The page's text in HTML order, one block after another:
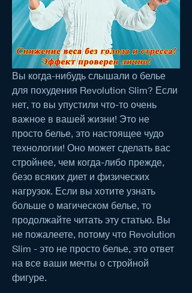
Вы когда-нибудь слышали о белье
для похудения Revolution Slim? Если
нет, то вы упустили что-то очень
важное в вашей жизни! Это не
просто белье, это настоящее чудо
технологии! Оно может сделать вас
стройнее, чем когда-либо прежде,
безо всяких диет и физических
нагрузок. Если вы хотите узнать
больше о магическом белье, то
продолжайте читать эту статью. Вы
не пожалеете, потому что Revolution
Slim - это не просто белье, это ответ
на все ваши мечты о стройной
фигуре.